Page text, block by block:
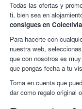
Todas las ofertas y
ti, bien sea en
consigues en
Para hacerte con
nuestra web,
que con nosotros es
que pongas fecha a tu
Toma en cuenta que
dar como regalo original